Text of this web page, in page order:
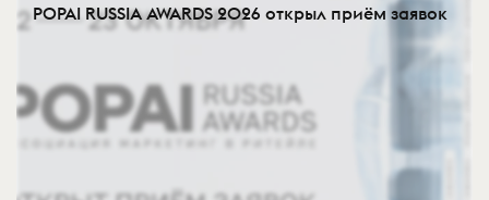
POPAI RUSSIA AWARDS 2026 открыл приём заявок